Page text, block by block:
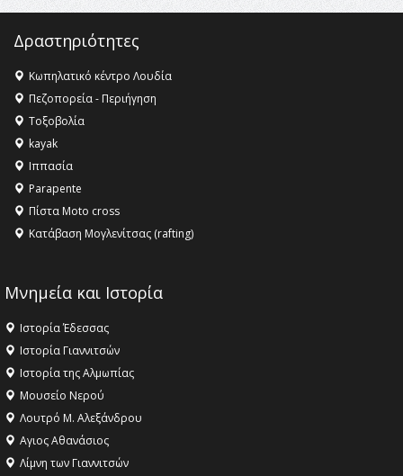
16:35 -Το πρόγραμμα του ΠΑΟΚ στον δεύτερο γύρο του
16:27 - Όλυμπος: Εντάχθηκε στον Κατάλογο Παγκόσμιας
Κληρονομιάς της UNESCO – Ομόφωνη η απόφαση Ο
Όλυμπος αναγνωρίστηκε ως φυσικό και πολιτιστικό
αγαθό εξέχουσας οικουμενικής αξίας για την
ανθρωπότητα
16:18 -
ΣΤΗΝ ΕΔΕΣΣΑ
Δραστηριότητες
Κωπηλατικό κέντρο Λουδία
Πεζοπορεία - Περιήγηση
Τοξοβολία
kayak
Ιππασία
Parapente
Πίστα Moto cross
Κατάβαση Μογλενίτσας (rafting)
Μνημεία και Ιστορία
Ιστορία Έδεσσας
Ιστορία Γιαννιτσών
Ιστορία της Αλμωπίας
Μουσείο Νερού
Λουτρό Μ. Αλεξάνδρου
Αγιος Αθανάσιος
Λίμνη των Γιαννιτσών